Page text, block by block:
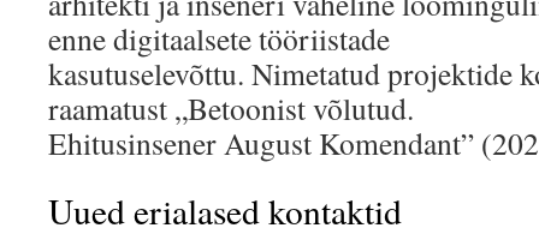
enne digitaalsete tööriistade
kasutuselevõttu. Nimetatud projektide
raamatust „Betoonist võlutud.
Ehitusinsener August Komendant”
Uued erialased kontaktid